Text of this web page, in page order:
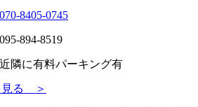
070-8405-0745
095-894-8519
近隣に有料パーキング有
見る ＞